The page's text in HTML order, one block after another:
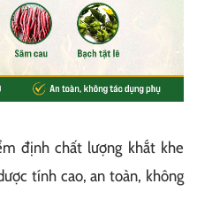
định chất lượng khắt khe
tính cao, an toàn, không